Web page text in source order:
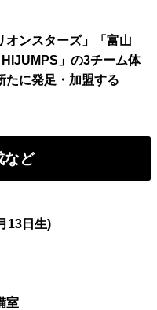
オンスターズ」「富山
」の3チーム体
たに発足・加盟する
など
13日生)
室